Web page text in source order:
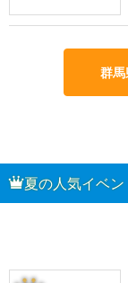
群
夏の人気イベン